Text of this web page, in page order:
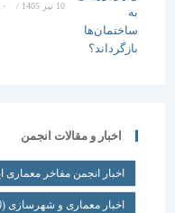
/ ۰ دیدگاه
اخبار و مقالات انجمن
اخبار انجمن مفاخر معماری ایران (579)
اخبار معماری و شهرسازی(540)